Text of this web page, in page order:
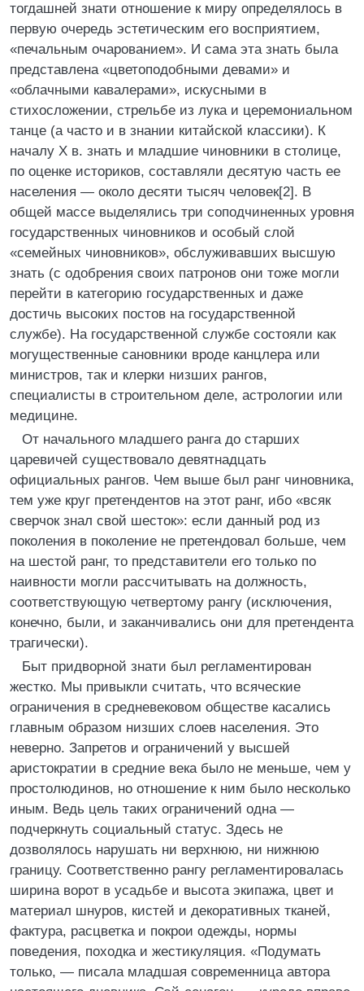
тогдашней знати отношение к миру определялось в
первую очередь эстетическим его восприятием,
«печальным очарованием». И сама эта знать была
представлена «цветоподобными девами» и
«облачными кавалерами», искусными в
стихосложении, стрельбе из лука и церемониальном
танце (а часто и в знании китайской классики). К
началу X в. знать и младшие чиновники в столице,
по оценке историков, составляли десятую часть ее
населения — около десяти тысяч человек[2]. В
общей массе выделялись три соподчиненных уровня
государственных чиновников и особый слой
«семейных чиновников», обслуживавших высшую
знать (с одобрения своих патронов они тоже могли
перейти в категорию государственных и даже
достичь высоких постов на государственной
службе). На государственной службе состояли как
могущественные сановники вроде канцлера или
министров, так и клерки низших рангов,
специалисты в строительном деле, астрологии или
медицине.
От начального младшего ранга до старших
царевичей существовало девятнадцать
официальных рангов. Чем выше был ранг чиновника,
тем уже круг претендентов на этот ранг, ибо «всяк
сверчок знал свой шесток»: если данный род из
поколения в поколение не претендовал больше, чем
на шестой ранг, то представители его только по
наивности могли рассчитывать на должность,
соответствующую четвертому рангу (исключения,
конечно, были, и заканчивались они для претендента
трагически).
Быт придворной знати был регламентирован
жестко. Мы привыкли считать, что всяческие
ограничения в средневековом обществе касались
главным образом низших слоев населения. Это
неверно. Запретов и ограничений у высшей
аристократии в средние века было не меньше, чем у
простолюдинов, но отношение к ним было несколько
иным. Ведь цель таких ограничений одна —
подчеркнуть социальный статус. Здесь не
дозволялось нарушать ни верхнюю, ни нижнюю
границу. Соответственно рангу регламентировалась
ширина ворот в усадьбе и высота экипажа, цвет и
материал шнуров, кистей и декоративных тканей,
фактура, расцветка и покрои одежды, нормы
поведения, походка и жестикуляция. «Подумать
только, — писала младшая современница автора